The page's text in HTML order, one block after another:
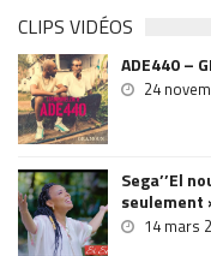
CLIPS VIDÉOS
ADE440 –
24
Sega’’El
seulement
14 mars